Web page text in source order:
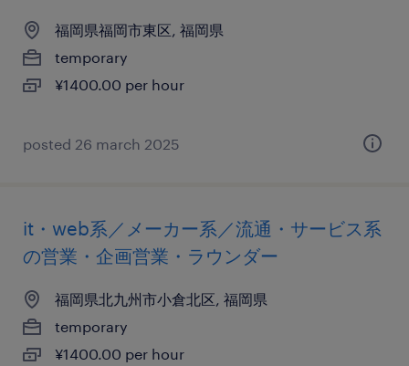
福岡県福岡市東区, 福岡県
temporary
¥1400.00 per hour
posted 26 march 2025
it・web系／メーカー系／流通・サービス系
の営業・企画営業・ラウンダー
福岡県北九州市小倉北区, 福岡県
temporary
¥1400.00 per hour